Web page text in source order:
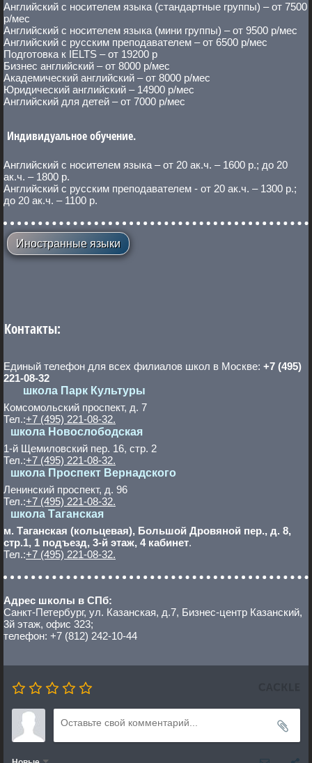
Английский с носителем языка (стандартные группы) – от 7500
р/мес
Английский с носителем языка (мини группы) – от 9500 р/мес
Английский с русским преподавателем – от 6500 р/мес
Подготовка к IELTS – от 19200 р
Бизнес английский – от 8000 р/мес
Академический английский – от 8000 р/мес
Юридический английский – 14900 р/мес
Английский для детей – от 7000 р/мес
Индивидуальное обучение.
Английский с носителем языка – от 20 ак.ч. – 1600 р.; до 20
ак.ч. – 1800 р.
Английский с русским преподавателем - от 20 ак.ч. – 1300 р.;
до 20 ак.ч. – 1100 р.
Иностранные языки
Контакты:
Единый телефон для всех филиалов школ в Москве: +7 (495)
221-08-32
школа Парк Культуры
Комсомольский проспект, д. 7
Тел.:+7 (495) 221-08-32.
школа Новослободская
1-й Щемиловский пер. 16, стр. 2
Тел.:+7 (495) 221-08-32.
школа Проспект Вернадского
Ленинский проспект, д. 96
Тел.:+7 (495) 221-08-32.
школа Таганская
м. Таганская (кольцевая), Большой Дровяной пер., д. 8,
стр.1, 1 подъезд, 3-й этаж, 4 кабинет.
Тел.:+7 (495) 221-08-32.
Адрес школы в СПб:
Санкт-Петербург, ул. Казанская, д.7, Бизнес-центр Казанский,
3й этаж, офис 323;
телефон: +7 (812) 242-10-44